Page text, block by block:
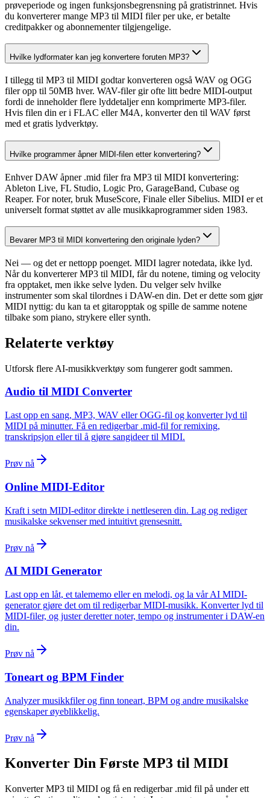
prøveperiode og ingen funksjonsbegrensning på gratistrinnet. Hvis
du konverterer mange MP3 til MIDI filer per uke, er betalte
creditpakker og abonnementer tilgjengelige.
Hvilke lydformater kan jeg konvertere foruten MP3?
I tillegg til MP3 til MIDI godtar konverteren også WAV og OGG
filer opp til 50MB hver. WAV-filer gir ofte litt bedre MIDI-output
fordi de inneholder flere lyddetaljer enn komprimerte MP3-filer.
Hvis filen din er i FLAC eller M4A, konverter den til WAV først
med et gratis lydverktøy.
Hvilke programmer åpner MIDI-filen etter konvertering?
Enhver DAW åpner .mid filer fra MP3 til MIDI konvertering:
Ableton Live, FL Studio, Logic Pro, GarageBand, Cubase og
Reaper. For noter, bruk MuseScore, Finale eller Sibelius. MIDI er et
universelt format støttet av alle musikkaprogrammer siden 1983.
Bevarer MP3 til MIDI konvertering den originale lyden?
Nei — og det er nettopp poenget. MIDI lagrer notedata, ikke lyd.
Når du konverterer MP3 til MIDI, får du notene, timing og velocity
fra opptaket, men ikke selve lyden. Du velger selv hvilke
instrumenter som skal tilordnes i DAW-en din. Det er dette som gjør
MIDI nyttig: du kan ta et gitaropptak og spille de samme notene
tilbake som piano, strykere eller synth.
Relaterte verktøy
Utforsk flere AI-musikkverktøy som fungerer godt sammen.
Audio til MIDI Converter
Last opp en sang, MP3, WAV eller OGG-fil og konverter lyd til
MIDI på minutter. Få en redigerbar .mid-fil for remixing,
transkripsjon eller til å gjøre sangideer til MIDI.
Prøv nå
Online MIDI-Editor
Kraft i setn MIDI-editor direkte i nettleseren din. Lag og rediger
musikalske sekvenser med intuitivt grensesnitt.
Prøv nå
AI MIDI Generator
Last opp en låt, et talememo eller en melodi, og la vår AI MIDI-
generator gjøre det om til redigerbar MIDI-musikk. Konverter lyd til
MIDI-filer, og juster deretter noter, tempo og instrumenter i DAW-en
din.
Prøv nå
Toneart og BPM Finder
Analyzer musikkfiler og finn toneart, BPM og andre musikalske
egenskaper øyeblikkelig.
Prøv nå
Konverter Din Første MP3 til MIDI
Konverter MP3 til MIDI og få en redigerbar .mid fil på under ett